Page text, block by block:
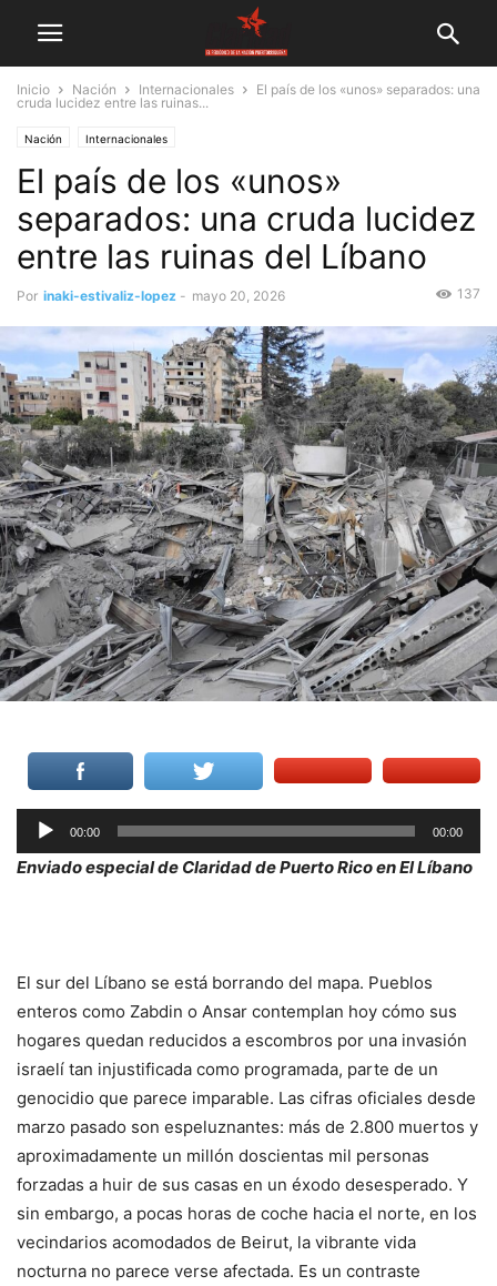
Inicio Nación Internacionales
El país de los «unos» separados: una
cruda lucidez entre las ruinas...
Nación Internacionales
El país de los «unos»
separados: una cruda lucidez
entre las ruinas del Líbano
Por inaki-estivaliz-lopez - mayo 20, 2026 137
Reproductor
de
audio
00:00 00:00
Enviado especial de Claridad de Puerto Rico en El Líbano
El sur del Líbano se está borrando del mapa. Pueblos
enteros como Zabdin o Ansar contemplan hoy cómo sus
hogares quedan reducidos a escombros por una invasión
israelí tan injustificada como programada, parte de un
genocidio que parece imparable. Las cifras oficiales desde
marzo pasado son espeluznantes: más de 2.800 muertos y
aproximadamente un millón doscientas mil personas
forzadas a huir de sus casas en un éxodo desesperado. Y
sin embargo, a pocas horas de coche hacia el norte, en los
vecindarios acomodados de Beirut, la vibrante vida
nocturna no parece verse afectada. Es un contraste